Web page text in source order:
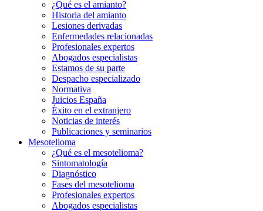
¿Qué es el amianto?
Historia del amianto
Lesiones derivadas
Enfermedades relacionadas
Profesionales expertos
Abogados especialistas
Estamos de su parte
Despacho especializado
Normativa
Juicios España
Éxito en el extranjero
Noticias de interés
Publicaciones y seminarios
Mesotelioma
¿Qué es el mesotelioma?
Sintomatología
Diagnóstico
Fases del mesotelioma
Profesionales expertos
Abogados especialistas